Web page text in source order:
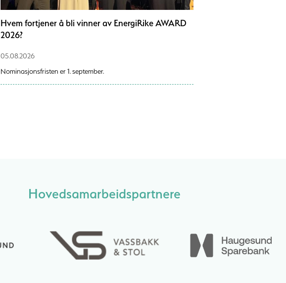
Hvem fortjener å bli vinner av EnergiRike AWARD
2026?
05.08.2026
Nominasjonsfristen er 1. september.
Hovedsamarbeidspartnere